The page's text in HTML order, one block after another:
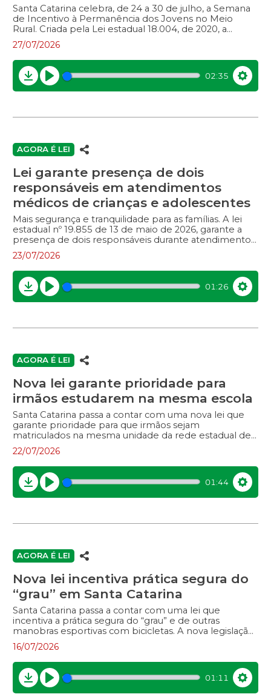
Santa Catarina celebra, de 24 a 30 de julho, a Semana
de Incentivo à Permanência dos Jovens no Meio
Rural. Criada pela Lei estadual 18.004, de 2020, a
iniciativa busca ampliar o acesso à tecnologia, à
formação e às políticas públicas que criem
oportunidades no campo. Aos 20 anos, Iuri Oliveira
representa uma nova geração que encontrou na
modernização da propriedade familiar e na produção
de maçãs, em Urupema, motivos para permanecer no
27/07/2026
Download
Play
02:35
AGORA É LEI
Lei garante presença de dois
responsáveis em atendimentos
médicos de crianças e adolescentes
Mais segurança e tranquilidade para as famílias. A lei
estadual nº 19.855 de 13 de maio de 2026, garante a
presença de dois responsáveis durante atendimentos
médicos de crianças e adolescentes em Santa
Catarina. O direito vale para hospitais e unidades de
saúde públicos e privados. Entrevistas com:– Flavio
Dantas Paulucci, operador de câmeras robóticas.
23/07/2026
Download
Play
01:26
AGORA É LEI
Nova lei garante prioridade para
irmãos estudarem na mesma escola
Santa Catarina passa a contar com uma nova lei que
garante prioridade para que irmãos sejam
matriculados na mesma unidade da rede estadual de
ensino. A medida ocorre desde que a escola ofereça a
etapa de ensino correspondente e não adote
processo seletivo específico para ingresso. A iniciativa
busca fortalecer os vínculos familiares e facilitar a
rotina das famílias catarinenses. Entrevista com:
22/07/2026
Download
Play
01:44
AGORA É LEI
Nova lei incentiva prática segura do
“grau” em Santa Catarina
Santa Catarina passa a contar com uma lei que
incentiva a prática segura do “grau” e de outras
manobras esportivas com bicicletas. A nova legislação
institui o Programa Estadual de Incentivo à Prática
Segura da modalidade e tem como principal objetivo
oferecer alternativas para que a atividade seja
desenvolvida em ambientes apropriados e com mais
segurança.
16/07/2026
Download
Play
01:11